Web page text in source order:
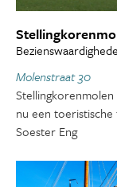
Molenstraat 30
nu een
Soester Eng